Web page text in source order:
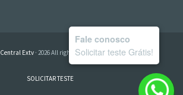
Central Extv · 2026 All rights reserved
Fale conosco
Solicitar teste Grátis!
SOLICITAR TESTE